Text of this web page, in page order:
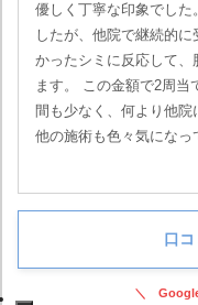
優しく丁寧な印象でした
したが、他院で継続的
かったシミに反応して
ます。 この金額で2周当
間も少なく、何より他院
他の施術も色々気になっ
口